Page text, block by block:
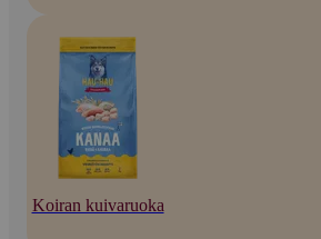
Koiran kuivaruoka